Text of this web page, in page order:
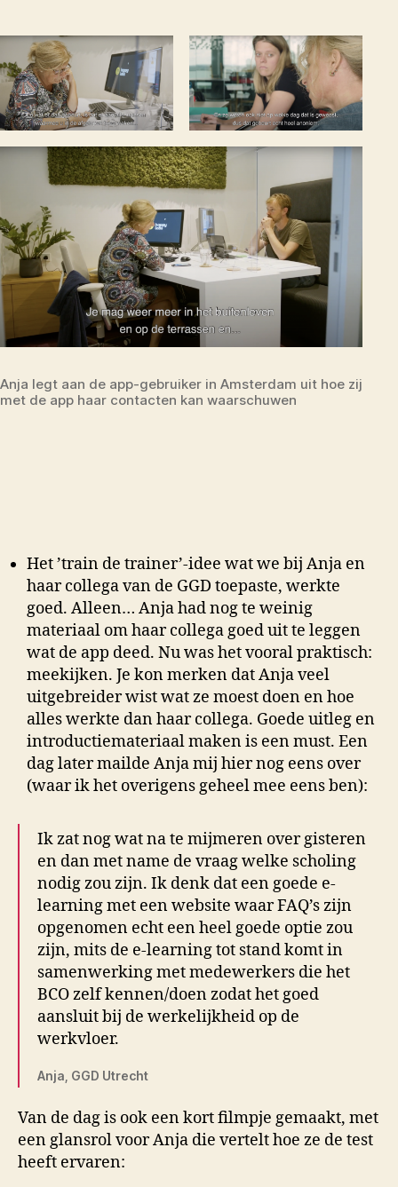
Anja legt aan de app-gebruiker in Amsterdam uit hoe zij
met de app haar contacten kan waarschuwen
Het ’train de trainer’-idee wat we bij Anja en
haar collega van de GGD toepaste, werkte
goed. Alleen… Anja had nog te weinig
materiaal om haar collega goed uit te leggen
wat de app deed. Nu was het vooral praktisch:
meekijken. Je kon merken dat Anja veel
uitgebreider wist wat ze moest doen en hoe
alles werkte dan haar collega. Goede uitleg en
introductiemateriaal maken is een must. Een
dag later mailde Anja mij hier nog eens over
(waar ik het overigens geheel mee eens ben):
Ik zat nog wat na te mijmeren over gisteren
en dan met name de vraag welke scholing
nodig zou zijn. Ik denk dat een goede e-
learning met een website waar FAQ’s zijn
opgenomen echt een heel goede optie zou
zijn, mits de e-learning tot stand komt in
samenwerking met medewerkers die het
BCO zelf kennen/doen zodat het goed
aansluit bij de werkelijkheid op de
werkvloer.
Anja, GGD Utrecht
Van de dag is ook een kort filmpje gemaakt, met
een glansrol voor Anja die vertelt hoe ze de test
heeft ervaren: